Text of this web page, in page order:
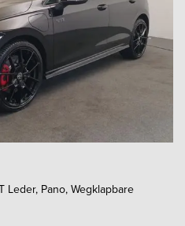
Leder, Pano, Wegklapbare